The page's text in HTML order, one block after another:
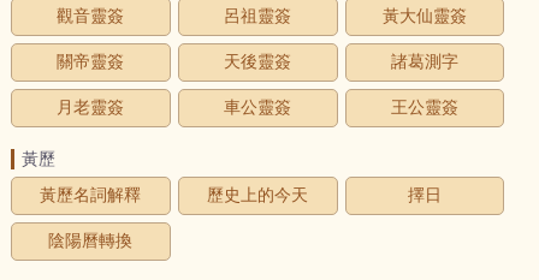
觀音靈簽
呂祖靈簽 黃大仙靈簽
關帝靈簽 天後靈簽 諸葛測字
月老靈簽 車公靈簽 王公靈簽
黃歷
黃歷名詞解釋
歷史上的今天 擇日
陰陽曆轉換